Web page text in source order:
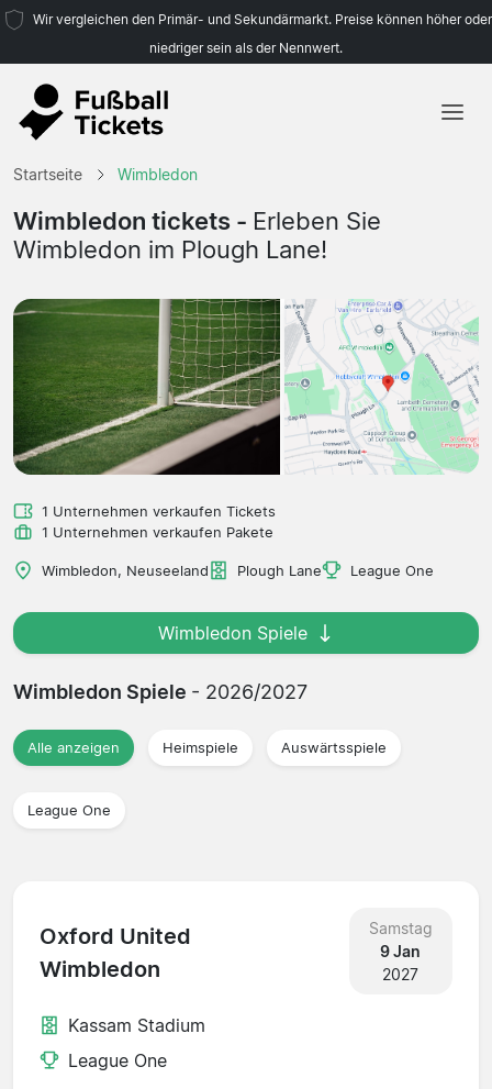
Wir vergleichen den Primär- und Sekundärmarkt. Preise können höher oder
niedriger sein als der Nennwert.
Mannschaften
Ligen
Startseite Wimbledon
Wimbledon tickets - Erleben Sie
Wimbledon im Plough Lane!
1 Unternehmen verkaufen Tickets
1 Unternehmen verkaufen Pakete
Wimbledon, Neuseeland Plough Lane League One
Wimbledon Spiele
Wimbledon Spiele - 2026/2027
Alle anzeigen Heimspiele Auswärtsspiele
League One
Oxford United
Wimbledon
Samstag
9 Jan
2027
Kassam Stadium
League One